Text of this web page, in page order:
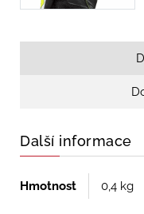
Další informace
Hmotnost 0,4 kg